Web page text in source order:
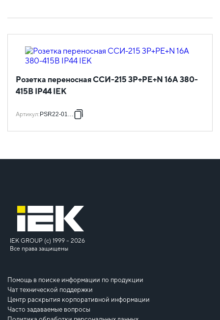
Розетка переносная ССИ-215 3Р+РЕ+N 16А 380-
415В IP44 IEK
Артикул:PSR22-016-5
IEK GROUP (c) 1999 – 2026
Все права защищены
Помощь в поиске информации по продукции
Чат технической поддержки
Центр раскрытия корпоративной информации
Часто задаваемые вопросы